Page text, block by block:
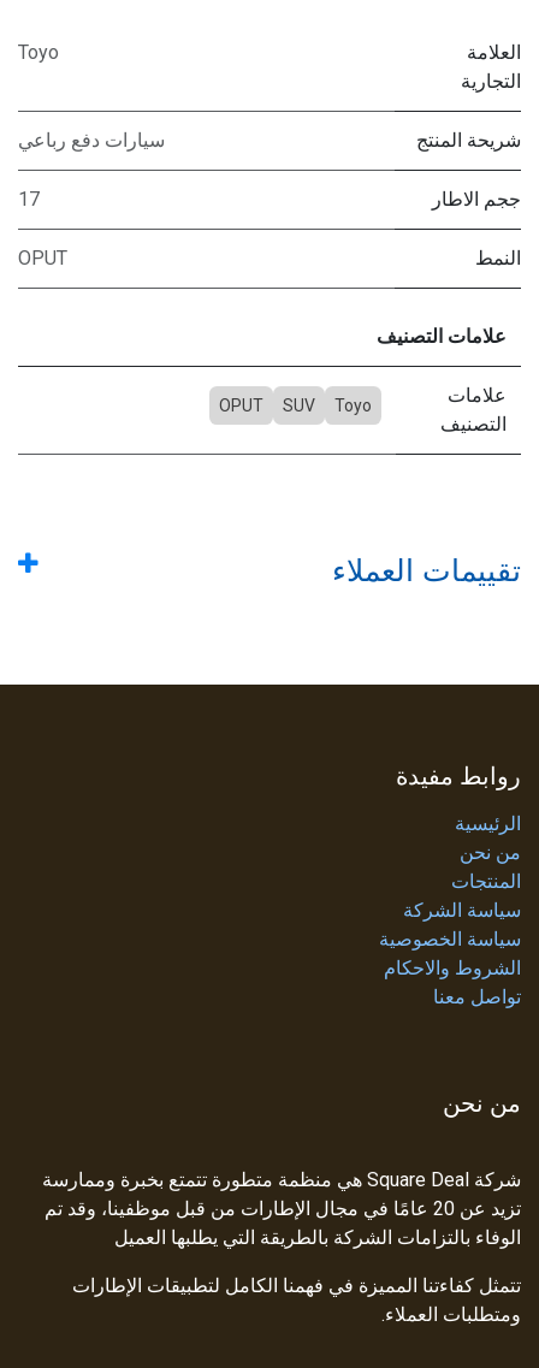
العلامة
التجارية
Toyo
شريحة المنتج سيارات دفع رباعي
ججم الاطار 17
النمط OPUT
علامات التصنيف
علامات
التصنيف
Toyo
SUV
OPUT
تقييمات العملاء
روابط مفيدة
الرئيسية
من نحن
المنتجات
سياسة الشركة
سياسة الخصوصية
الشروط والاحكام
تواصل معنا
من نحن
شركة Square Deal هي منظمة متطورة تتمتع بخبرة وممارسة
تزيد عن 20 عامًا في مجال الإطارات من قبل موظفينا، وقد تم
الوفاء بالتزامات الشركة بالطريقة التي يطلبها العميل
تتمثل كفاءتنا المميزة في فهمنا الكامل لتطبيقات الإطارات
ومتطلبات العملاء.